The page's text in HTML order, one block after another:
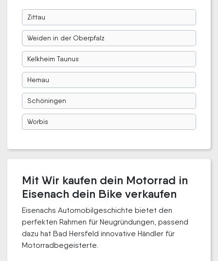
Zittau
Weiden in der Oberpfalz
Kelkheim Taunus
Hemau
Schöningen
Worbis
Mit Wir kaufen dein Motorrad in
Eisenach dein Bike verkaufen
Eisenachs Automobilgeschichte bietet den
perfekten Rahmen für Neugründungen, passend
dazu hat Bad Hersfeld innovative Händler für
Motorradbegeisterte.